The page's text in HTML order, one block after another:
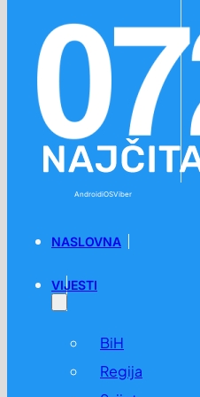
AndroidiOSViber
NASLOVNA
VIJESTI
BiH
Regija